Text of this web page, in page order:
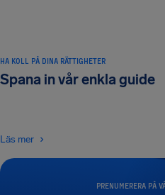
PRENUMERERA PÅ
HA KOLL PÅ DINA RÄTTIGHETER
Spana in vår enkla guide
Läs mer